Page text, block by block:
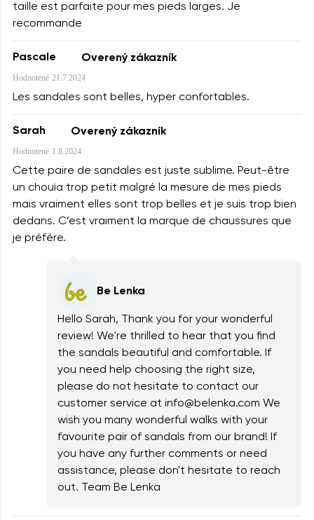
taille est parfaite pour mes pieds larges. Je
recommande
Pascale Overený zákazník
Hodnotené 21.7.2024
Les sandales sont belles, hyper confortables.
Sarah Overený zákazník
Hodnotené 1.8.2024
Cette paire de sandales est juste sublime. Peut-être
un chouïa trop petit malgré la mesure de mes pieds
mais vraiment elles sont trop belles et je suis trop bien
dedans. C’est vraiment la marque de chaussures que
je préfére.
Be Lenka
Hello Sarah, Thank you for your wonderful
review! We're thrilled to hear that you find
the sandals beautiful and comfortable. If
you need help choosing the right size,
please do not hesitate to contact our
customer service at info@belenka.com We
wish you many wonderful walks with your
favourite pair of sandals from our brand! If
you have any further comments or need
assistance, please don't hesitate to reach
out. Team Be Lenka